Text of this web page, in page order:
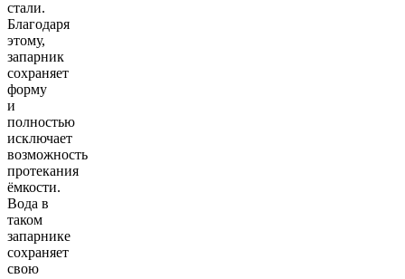
стали.
Благодаря
этому,
запарник
сохраняет
форму
и
полностью
исключает
возможность
протекания
ёмкости.
Вода в
таком
запарнике
сохраняет
свою